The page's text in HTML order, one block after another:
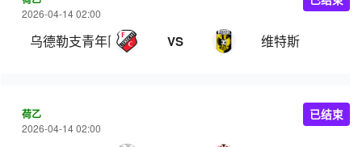
2026-04-14 02:00
乌德勒支青年队 VS 维特斯
荷乙
2026-04-14 02:00
已结束